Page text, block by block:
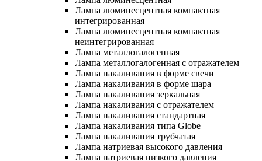
Лампа люминесцентная компактная
интегрированная
Лампа люминесцентная компактная
неинтегрированная
Лампа металлогалогенная
Лампа металлогалогенная с отражателем
Лампа накаливания в форме свечи
Лампа накаливания в форме шара
Лампа накаливания зеркальная
Лампа накаливания с отражателем
Лампа накаливания стандартная
Лампа накаливания типа Globe
Лампа накаливания трубчатая
Лампа натриевая высокого давления
Лампа натриевая низкого давления